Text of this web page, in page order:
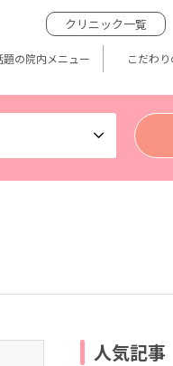
クリニック一覧
題の院内メニュー こだわ
人気記事